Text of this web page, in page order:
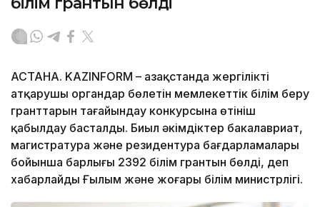
АСТАНА. KAZINFORM – Қазақстанда жергілікті
атқарушы органдар бөлетін мемлекеттік білім беру
гранттарын тағайындау конкурсына өтініш
қабылдау басталды. Биыл әкімдіктер бакалавриат,
магистратура және резидентура бағдарламалары
бойынша барлығы 2392 білім грантын бөлді, деп
хабарлайды Ғылым және жоғары білім министрлігі.